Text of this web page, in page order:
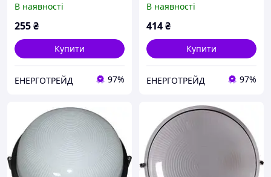
В наявності
255₴
Купити
ЕНЕРГОТРЕЙД 97%
В наявності
414₴
Купити
ЕНЕРГОТРЕЙД 97%